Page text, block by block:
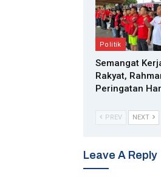
Politik
Semangat
Rakyat,
Peringatan
PREV NEXT
Leave A Reply